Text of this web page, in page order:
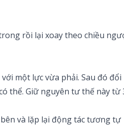
rồi lại xoay theo chiều
một lực vừa phải. Sau đó đổi
thể. Giữ nguyên tư thế này
và lặp lại động tác tương tự